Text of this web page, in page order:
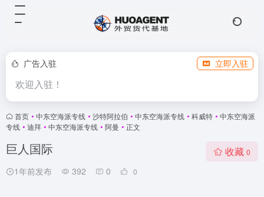
广告入驻 立即入驻
欢迎入驻！
首页 • 中东空海派专线 • 沙特阿拉伯 • 中东空海派专线 • 科威特 • 中东空海派
专线 • 迪拜 • 中东空海派专线 • 阿曼 • 正文
巨人国际
1年前发布 392 0 0
收藏 0